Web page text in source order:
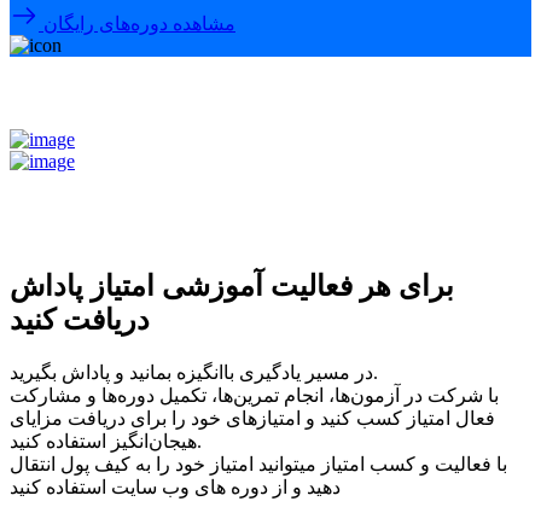
مشاهده دوره‌های رایگان
برای هر فعالیت آموزشی امتیاز پاداش
دریافت کنید
در مسیر یادگیری باانگیزه بمانید و پاداش بگیرید.
با شرکت در آزمون‌ها، انجام تمرین‌ها، تکمیل دوره‌ها و مشارکت
فعال امتیاز کسب کنید و امتیازهای خود را برای دریافت مزایای
هیجان‌انگیز استفاده کنید.
با فعالیت و کسب امتیاز میتوانید امتیاز خود را به کیف پول انتقال
دهید و از دوره های وب سایت استفاده کنید